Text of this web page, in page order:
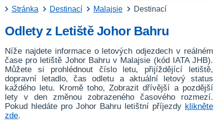
Stránka Destinací Malajsie Destinací
Odlety z Letiště Johor Bahru
Níže najdete informace o letových odjezdech v reálném
čase pro letiště Johor Bahru v Malajsie (kód IATA JHB).
Můžete si prohlédnout číslo letu, přijíždějící letiště,
dopravní letadlo, čas odletu a aktuální letový status
každého letu. Kromě toho, Zobrazit dřívější a pozdější
lety v den změnou zobrazeného časového rozmezí.
Pokud hledáte pro Johor Bahru letištní příjezdy klikněte
zde.